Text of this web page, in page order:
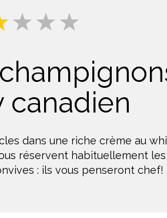
canadien
dans une riche crème au
réservent habituellement les
: ils vous penseront chef!